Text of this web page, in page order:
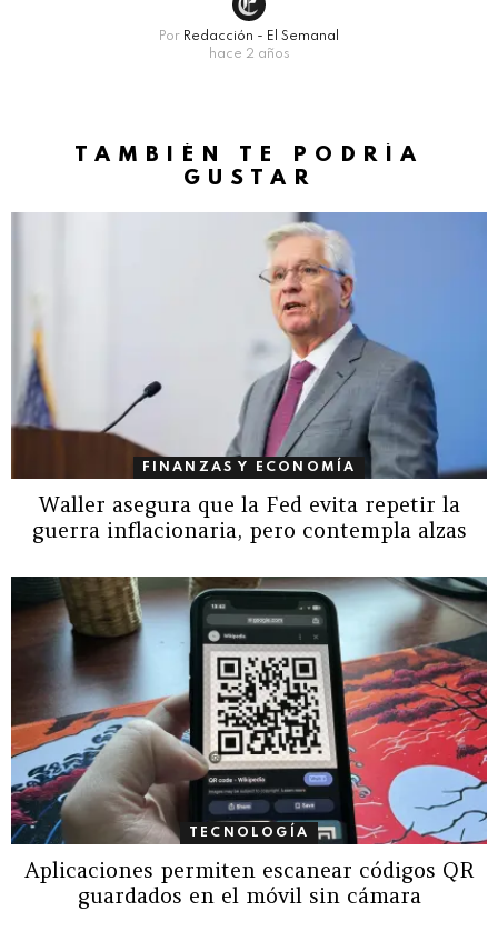
Por Redacción - El Semanal
hace 2 años
TAMBIÉN TE PODRÍA
GUSTAR
FINANZAS Y ECONOMÍA
Waller asegura que la Fed evita repetir la
guerra inflacionaria, pero contempla alzas
TECNOLOGÍA
Aplicaciones permiten escanear códigos QR
guardados en el móvil sin cámara